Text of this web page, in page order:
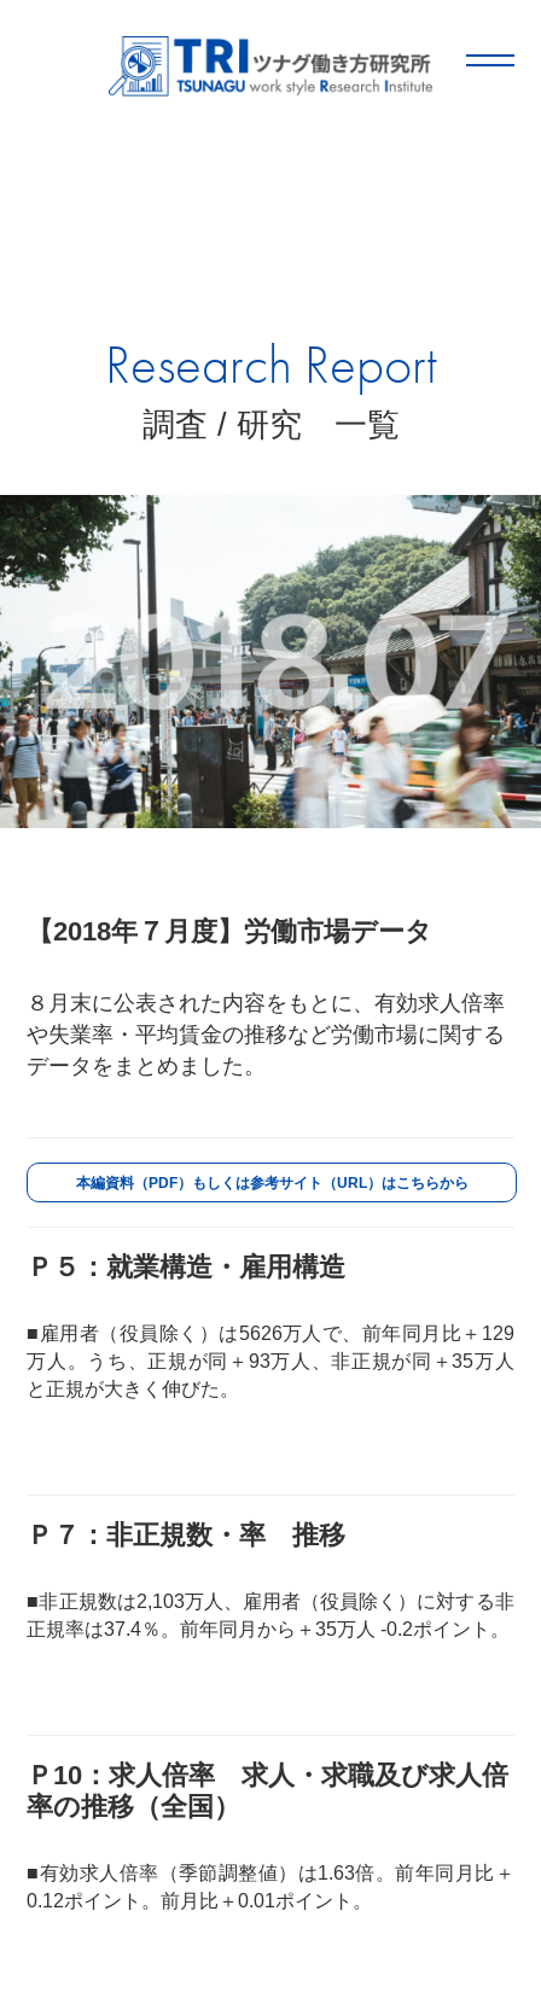
Research Report
調査 / 研究 一覧
【2018年７月度】労働市場データ
８月末に公表された内容をもとに、有効求人倍率
や失業率・平均賃金の推移など労働市場に関する
データをまとめました。
本編資料（PDF）もしくは参考サイト（URL）はこちらから
Ｐ５：就業構造・雇用構造
■雇用者（役員除く）は5626万人で、前年同月比＋129
万人。うち、正規が同＋93万人、非正規が同＋35万人
と正規が大きく伸びた。
Ｐ７：非正規数・率 推移
■非正規数は2,103万人、雇用者（役員除く）に対する非
正規率は37.4％。前年同月から＋35万人 -0.2ポイント。
Ｐ10：求人倍率 求人・求職及び求人倍
率の推移（全国）
■有効求人倍率（季節調整値）は1.63倍。前年同月比＋
0.12ポイント。前月比＋0.01ポイント。